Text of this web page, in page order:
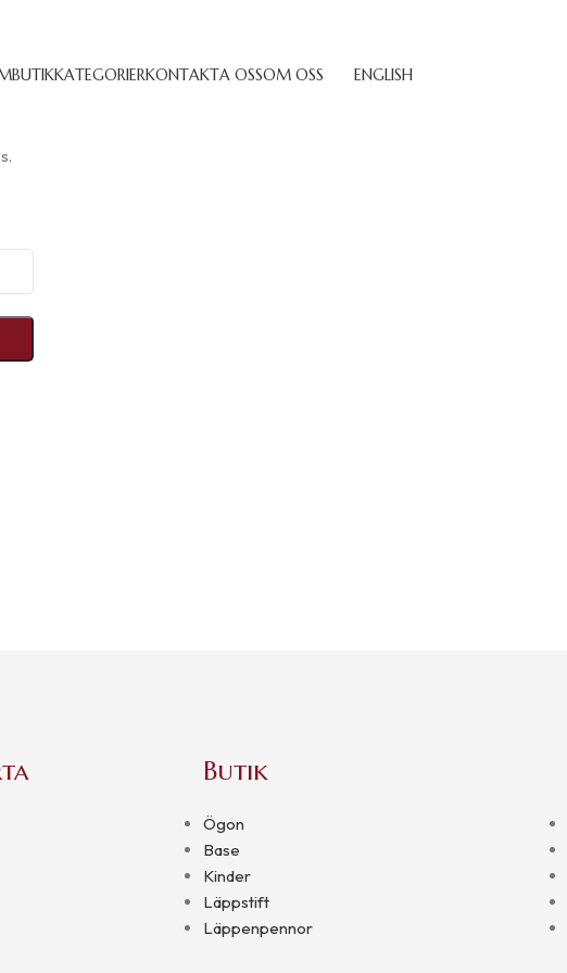
BUTIKKATEGORIERKONTAKTA OSSOM OSS ENGLISH
Butik
Ögon
Base
Kinder
Läppstift
Läppenpennor